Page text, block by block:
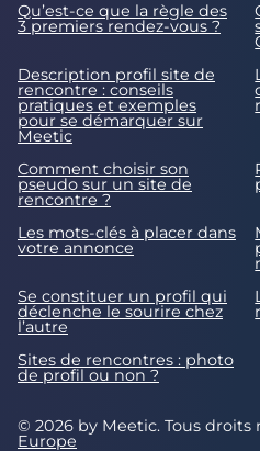
Qu’est-ce que la règle des
3 premiers rendez-vous ?
Description profil site de
rencontre : conseils
pratiques et exemples
pour se démarquer sur
Meetic
Comment choisir son
pseudo sur un site de
rencontre ?
Les mots-clés à placer dans
votre annonce
Se constituer un profil qui
déclenche le sourire chez
l’autre
Sites de rencontres : photo
de profil ou non ?
© 2026 by Meetic. Tous droits
Europe